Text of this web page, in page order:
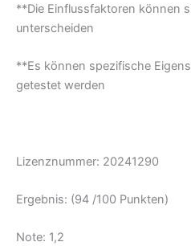
**Die Einflussfaktoren können
unterscheiden
**Es können spezifische
getestet werden
Lizenznummer: 20241290
Ergebnis: (94 /100 Punkten)
Note: 1,2